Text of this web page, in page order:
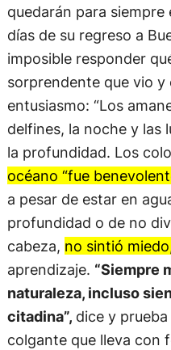
quedarán para
días de su regreso a
imposible responder
sorprendente que vio
entusiasmo: “Los
delfines, la noche y las
la profundidad. Los
océano “fue
a pesar de estar en
profundidad o de no
cabeza, no sintió
aprendizaje. “Siempre
naturaleza, incluso
citadina”, dice y
colgante que lleva con